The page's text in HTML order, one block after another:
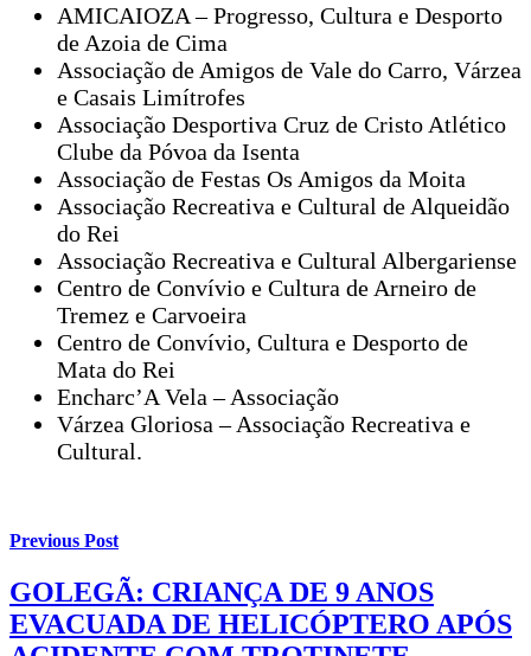
AMICAIOZA – Progresso, Cultura e Desporto
de Azoia de Cima
Associação de Amigos de Vale do Carro, Várzea
e Casais Limítrofes
Associação Desportiva Cruz de Cristo Atlético
Clube da Póvoa da Isenta
Associação de Festas Os Amigos da Moita
Associação Recreativa e Cultural de Alqueidão
do Rei
Associação Recreativa e Cultural Albergariense
Centro de Convívio e Cultura de Arneiro de
Tremez e Carvoeira
Centro de Convívio, Cultura e Desporto de
Mata do Rei
Encharc’A Vela – Associação
Várzea Gloriosa – Associação Recreativa e
Cultural.
Previous Post
GOLEGÃ: CRIANÇA DE 9 ANOS
EVACUADA DE HELICÓPTERO APÓS